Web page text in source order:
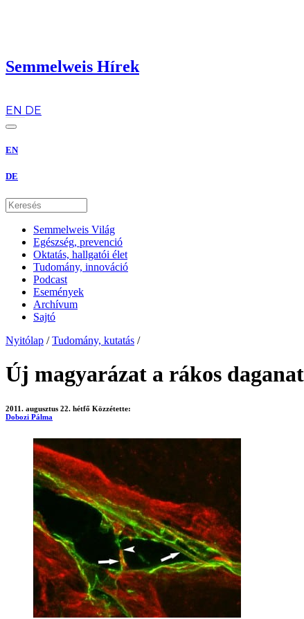
Semmelweis Hírek
EN DE
EN
DE
Semmelweis Világ
Egészség, prevenció
Oktatás, hallgatói élet
Tudomány, innováció
Podcast
Események
Archívum
Sajtó
Nyitólap / Tudomány, kutatás /
Új magyarázat a rákos
2011. augusztus 22. hétfő Közzétette:
Dobozi Pálma